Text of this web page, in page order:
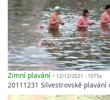
Zimní plavání - 12/12/2021 - 1075x
20111231 Silvestrovské plavání